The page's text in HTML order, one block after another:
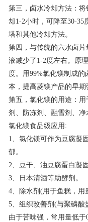
第三，卤水冷却方法：
却1-2小时，可降至30-35
塔和其他冷却方法。
第四，与传统的六水卤
液减少了1-2度左右。原
度。用99%氯化镁制成
本，提高菱镁产品的早期
第五，氯化镁的用途：
剂、防冻剂、融雪剂、净
氯化镁食品级应用:
1、氯化镁可作为豆腐凝
郁。
2、豆干、油豆腐蛋白凝
3、日本清酒等助酵剂。
4、除水剂(用于鱼糕，用
5、组织改善剂(与聚磷酸
由于苦味强，常用量低于